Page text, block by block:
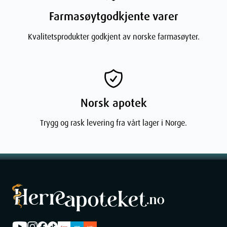
Velg styrken på tyggegummien ut fra hvor nikotinavhengig du er.
Dersom du røyker mer enn 20 sigaretter pr. dag eller anser deg
for å være sterkt nikotinavhengig, anbefales det å begynne med 4
Ved røykeavvenning skal du ikke røyke og bruke Nicorette
samtidig. Behandlingsvarigheten er individuell. Vanligvis vil det
være nødvendig med minst 3 måneders behandling. Etter 3
måneder skal du gradvis redusere antall tyggegummier som
brukes per dag. Behandlingen bør avsluttes når dosen er redusert
nødvendig for ikke å begynne å røyke igjen. Gjenværende
Røykereduksjon
For å redusere røykingen så mye som mulig brukes Nicorette
Farmasøytgodkjente varer
Kvalitetsprodukter godkjent av norske farmasøyter.
Norsk apotek
Trygg og rask levering fra vårt lager i Norge.